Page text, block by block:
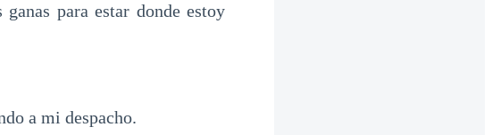
para estar donde estoy
a mi despacho.